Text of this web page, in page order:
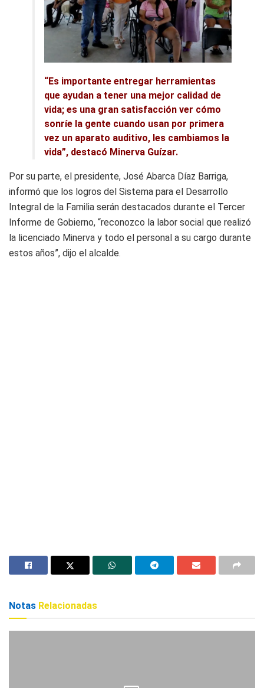
“Es importante entregar herramientas
que ayudan a tener una mejor calidad de
vida; es una gran satisfacción ver cómo
sonríe la gente cuando usan por primera
vez un aparato auditivo, les cambiamos la
vida”, destacó Minerva Guízar.
Por su parte, el presidente, José Abarca Díaz Barriga,
informó que los logros del Sistema para el Desarrollo
Integral de la Familia serán destacados durante el Tercer
Informe de Gobierno, “reconozco la labor social que realizó
la licenciado Minerva y todo el personal a su cargo durante
estos años”, dijo el alcalde.
Notas Relacionadas